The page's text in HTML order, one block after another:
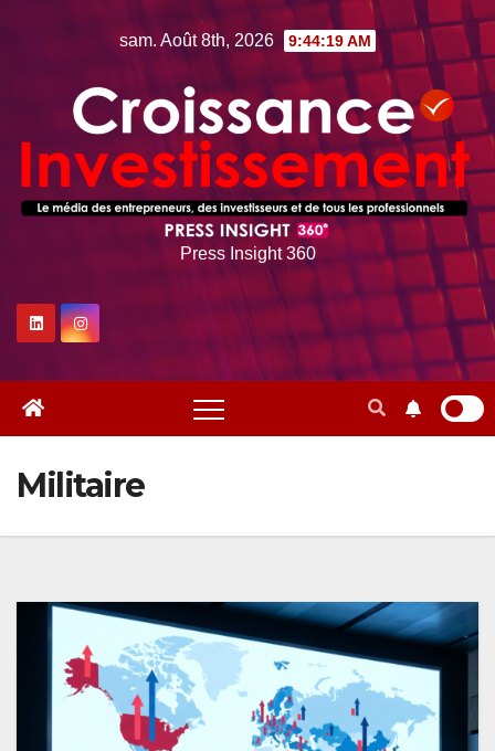
sam. Août 8th, 2026 9:44:21 AM
Press Insight 360
Militaire